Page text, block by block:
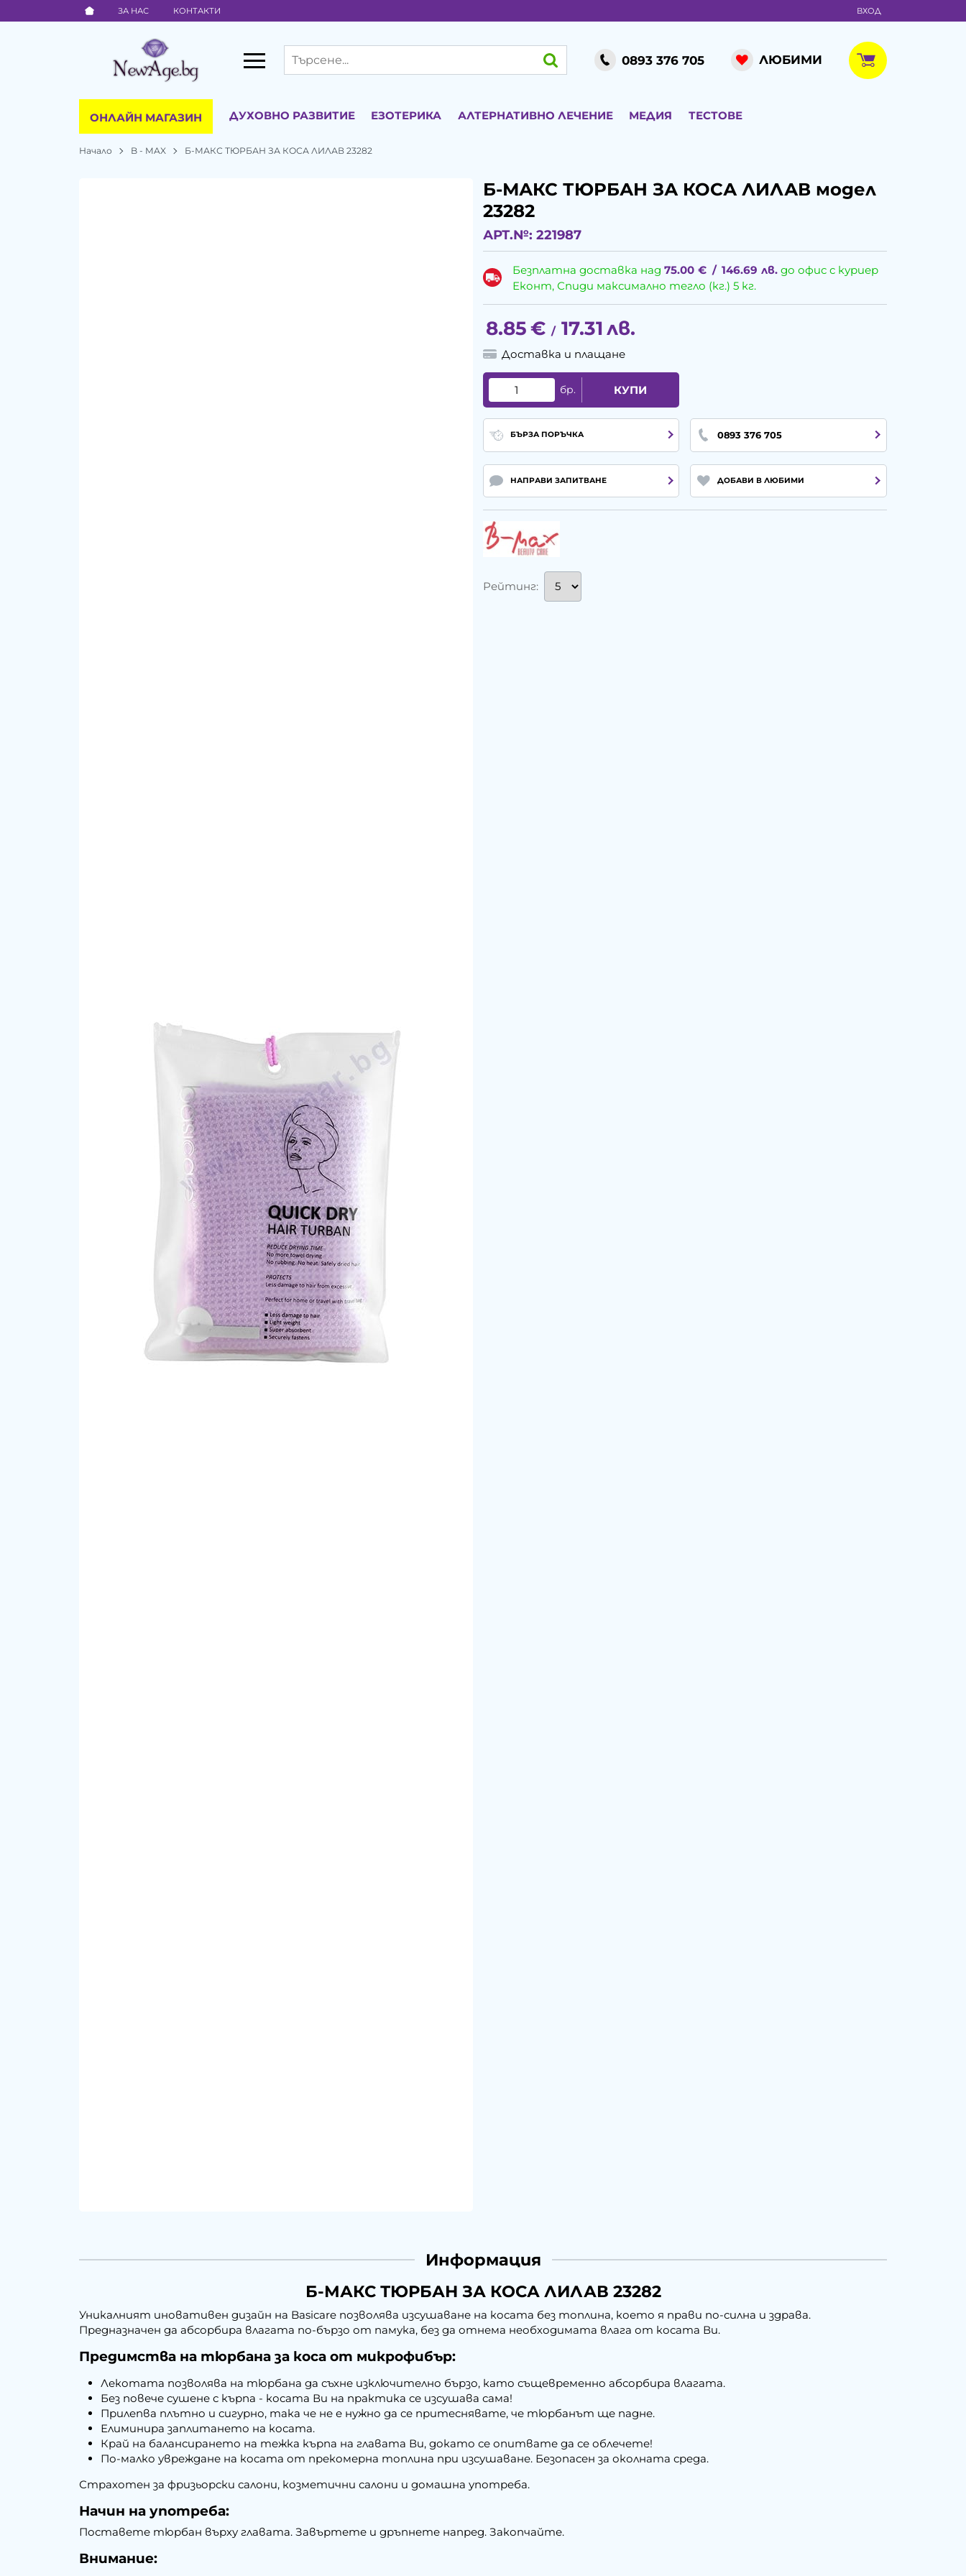
ЗА НАС КОНТАКТИ ВХОД
0893 376 705 ЛЮБИМИ
ОНЛАЙН МАГАЗИН ДУХОВНО РАЗВИТИЕ ЕЗОТЕРИКА АЛТЕРНАТИВНО ЛЕЧЕНИЕ МЕДИЯ ТЕСТОВЕ
Начало B - MAX Б-МАКС ТЮРБАН ЗА КОСА ЛИЛАВ 23282
Б-МАКС ТЮРБАН ЗА КОСА ЛИЛАВ модел
23282
АРТ.№: 221987
Безплатна доставка над75.00 € / 146.69 лв. до офис с куриер
Еконт, Спиди максимално тегло (кг.) 5 кг.
8.85€ / 17.31 лв.
Доставка и плащане
бр. КУПИ
БЪРЗА ПОРЪЧКА 0893 376 705
НАПРАВИ ЗАПИТВАНЕ ДОБАВИ В ЛЮБИМИ
Рейтинг:
Информация
Б-МАКС ТЮРБАН ЗА КОСА ЛИЛАВ 23282
Уникалният иновативен дизайн на Basicare позволява изсушаване на косата без топлина, което я прави по-силна и здрава.
Предназначен да абсорбира влагата по-бързо от памука, без да отнема необходимата влага от косата Ви.
Предимства на тюрбана за коса от микрофибър:
Лекотата позволява на тюрбана да съхне изключително бързо, като същевременно абсорбира влагата.
Без повече сушене с кърпа - косата Ви на практика се изсушава сама!
Прилепва плътно и сигурно, така че не е нужно да се притеснявате, че тюрбанът ще падне.
Елиминира заплитането на косата.
Край на балансирането на тежка кърпа на главата Ви, докато се опитвате да се облечете!
По-малко увреждане на косата от прекомерна топлина при изсушаване. Безопасен за околната среда.
Страхотен за фризьорски салони, козметични салони и домашна употреба.
Начин на употреба:
Поставете тюрбан върху главата. Завъртете и дръпнете напред. Закопчайте.
Внимание: